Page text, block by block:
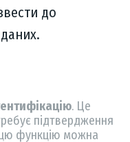
до
. Це
підтвердження
функцію можна